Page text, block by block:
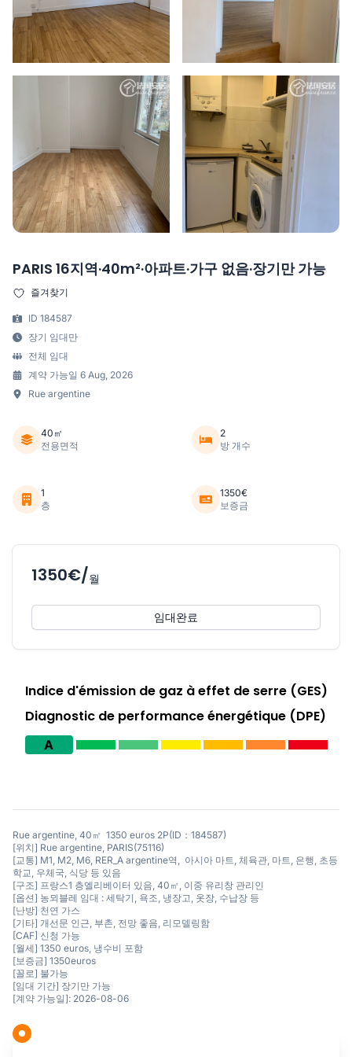
PARIS 16지역·40m²·아파트·가구 없음·장기만 가능
즐겨찾기
ID 184587
장기 임대만
전체 임대
계약 가능일 6 Aug, 2026
Rue argentine
40㎡
전용면적
2
방 개수
1
층
1350€
보증금
1350€/월
임대완료
Indice d'émission de gaz à effet de serre (GES)
Diagnostic de performance énergétique (DPE)
A
Rue argentine, 40㎡ 1350 euros 2P(ID：184587)
[위치] Rue argentine, PARIS(75116)
[교통] M1, M2, M6, RER_A argentine역, 아시아 마트, 체육관, 마트, 은행, 초등
학교, 우체국, 식당 등 있음
[구조] 프랑스1 층엘리베이터 있음, 40㎡, 이중 유리창 관리인
[옵션] 농뫼블레 임대 : 세탁기, 욕조, 냉장고, 옷장, 수납장 등
[난방] 천연 가스
[기타] 개선문 인근, 부촌, 전망 좋음, 리모델링함
[CAF] 신청 가능
[월세] 1350 euros, 냉수비 포함
[보증금] 1350euros
[꼴로] 불가능
[임대 기간] 장기만 가능
[계약 가능일]: 2026-08-06